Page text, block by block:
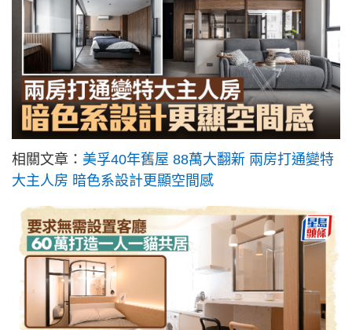
相關文章： 美孚40年舊屋 88萬大翻新 兩房打通變特
大主人房 暗色系設計更顯空間感